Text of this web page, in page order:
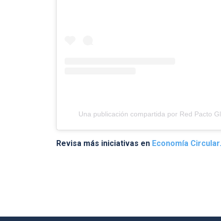
Una publicación compartida por Red Pacto
Revisa más iniciativas en Economía Circular.